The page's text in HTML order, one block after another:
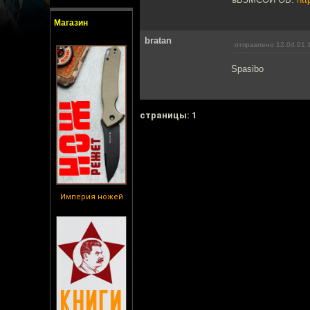
Магазин
Империя ножей
bratan отправлено 12.04.01
Spasibo
cтраницы: 1